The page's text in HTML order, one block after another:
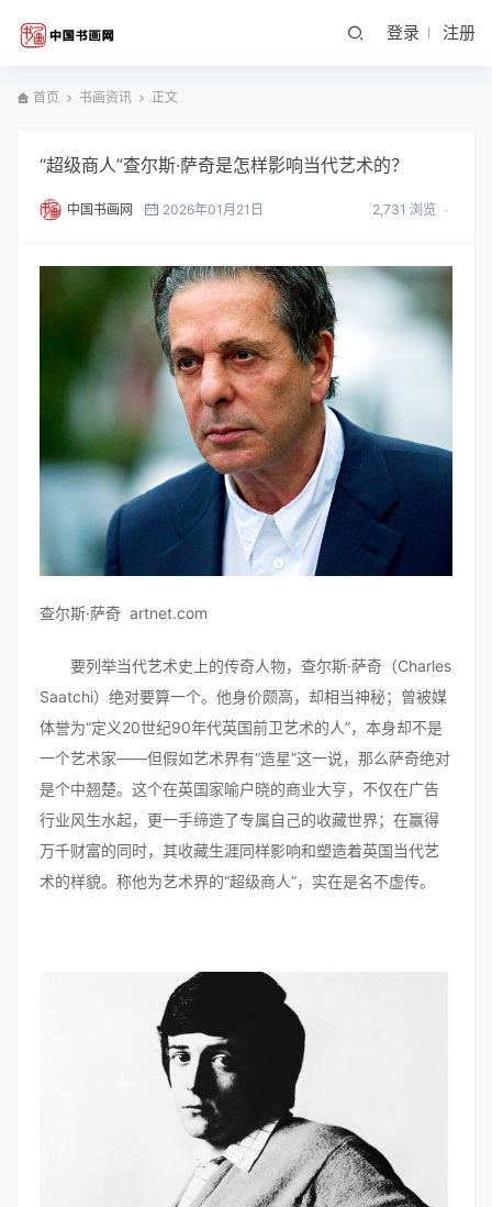
登录 注册
首页 书画资讯 正文
“超级商人”查尔斯·萨奇是怎样影响当代艺术的？
中国书画网 2026年01月21日 2,731 浏览
查尔斯·萨奇 artnet.com
要列举当代艺术史上的传奇人物，查尔斯·萨奇（Charles
Saatchi）绝对要算一个。他身价颇高，却相当神秘；曾被媒
体誉为“定义20世纪90年代英国前卫艺术的人”，本身却不是
一个艺术家——但假如艺术界有“造星”这一说，那么萨奇绝对
是个中翘楚。这个在英国家喻户晓的商业大亨，不仅在广告
行业风生水起，更一手缔造了专属自己的收藏世界；在赢得
万千财富的同时，其收藏生涯同样影响和塑造着英国当代艺
术的样貌。称他为艺术界的“超级商人”，实在是名不虚传。